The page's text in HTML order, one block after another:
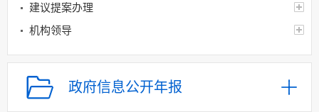
建议提案办理
机构领导
机构设置
人事信息
财政资金
政府信息公开年报